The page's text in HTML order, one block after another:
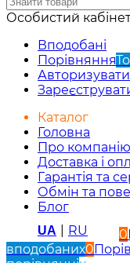
Особистий
Вподобані
Порівняння
Каталог
Головна
Про компанію
Доставка і
Гарантія та
Обмін та
Блог
UA RU 0
вподобаних0